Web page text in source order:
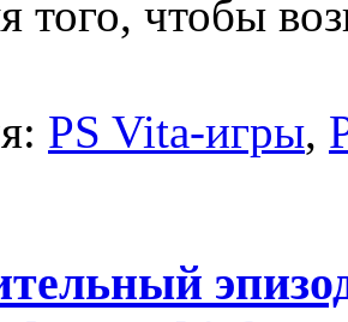
того, чтобы
PS Vita-игры,